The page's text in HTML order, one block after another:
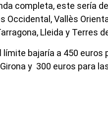
completa, este sería
Occidental, Vallès
Lleida y Terres de
bajaría a 450 euros
y 300 euros para